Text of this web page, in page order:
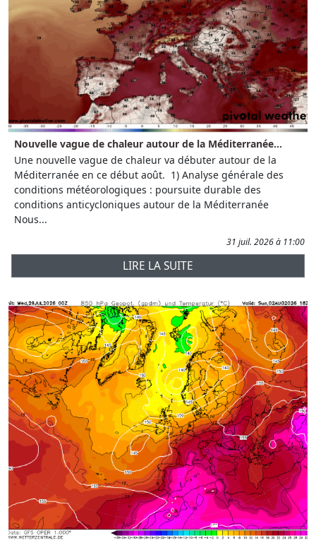
Nouvelle vague de chaleur autour de la Méditerranée...
Une nouvelle vague de chaleur va débuter autour de la
Méditerranée en ce début août. 1) Analyse générale des
conditions météorologiques : poursuite durable des
conditions anticycloniques autour de la Méditerranée
Nous...
31 juil. 2026 à 11:00
LIRE LA SUITE